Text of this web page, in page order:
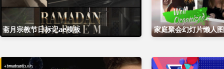
斋月宗教节日标记ae模板 家庭聚会幻灯片懒人